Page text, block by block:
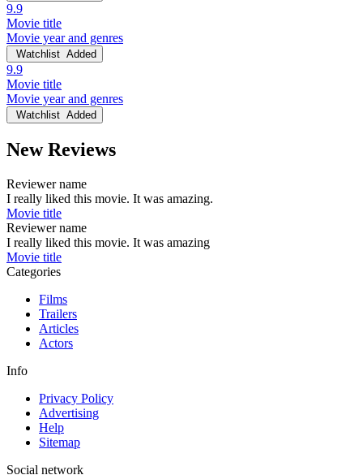
9.9
Movie title
Movie year and genres
Watchlist Added
9.9
Movie title
Movie year and genres
Watchlist Added
New Reviews
Reviewer name
I really liked this movie. It was amazing.
Movie title
Reviewer name
I really liked this movie. It was amazing
Movie title
Categories
Films
Trailers
Articles
Actors
Info
Privacy Policy
Advertising
Help
Sitemap
Social network